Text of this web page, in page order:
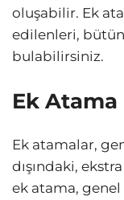
oluşabilir. Ek
edilenleri,
bulabilirsiniz.
Ek Atama
Ek atamalar,
dışındaki,
ek atama, genel